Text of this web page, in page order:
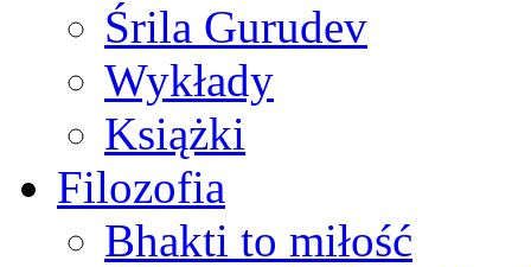
Śrila Gurudev
Wykłady
Książki
Filozofia
Bhakti to miłość